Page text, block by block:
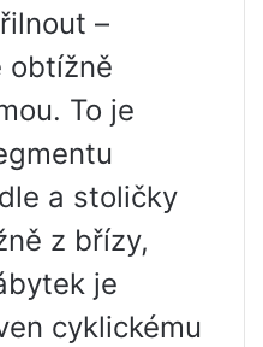
–
obtížně
To je
a stoličky
z břízy,
je
cyklickému